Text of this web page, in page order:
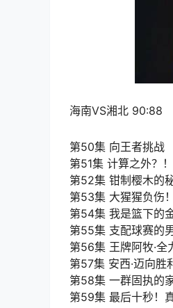
海南VS湘北 90:88
第50集 向王者挑战
第51集 计算之外？
第52集 钳制樱木的
第53集 大猩猩负伤
第54集 我是篮下的
第55集 支配球赛的
第56集 王牌阿牧·全
第57集 安西·迈向胜
第58集 一群固执的家
第59集 最后十秒！